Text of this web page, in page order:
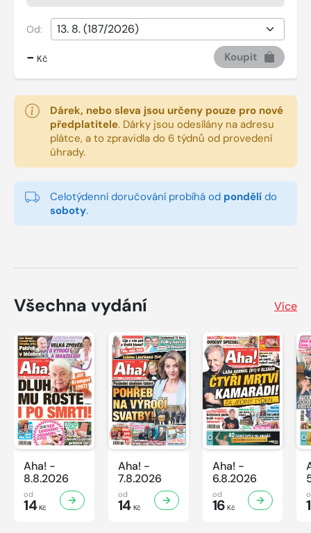
Od:
- Kč Koupit
Dárek, nebo sleva jsou určeny pouze pro nové
předplatitele. Dárky jsou odesílány na adresu
plátce, a to zpravidla do 6 týdnů od provedení
úhrady.
Celotýdenní doručování probíhá od pondělí do
soboty.
Všechna vydání Více
Aha! -
8.8.2026
od
14Kč
Aha! -
7.8.2026
od
14Kč
Aha! -
6.8.2026
od
16 Kč